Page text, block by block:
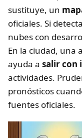
sustituye, un
oficiales. Si
nubes con
En la ciudad, una
ayuda a salir con
actividades.
pronósticos
fuentes oficiales.